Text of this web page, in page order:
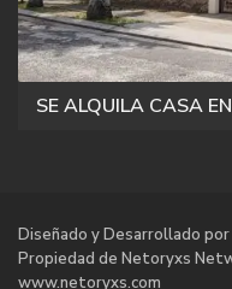
SE ALQUILA CASA
Diseñado y Desarrollado
Propiedad de Netoryxs
www.netoryxs.com